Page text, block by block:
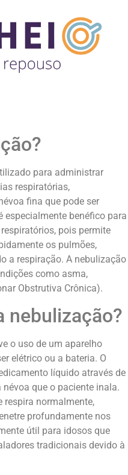
para administrar
respiratórias,
fina que pode ser
benéfico para
pois permite
os pulmões,
a respiração. A nebulização
como asma,
Obstrutiva Crônica).
nebulização?
o uso de um aparelho
elétrico ou a bateria. O
líquido através de
que o paciente inala.
respira normalmente,
profundamente nos
útil para idosos que
tradicionais devido à